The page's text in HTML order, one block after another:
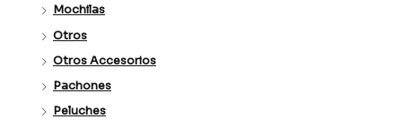
Mochilas
Otros
Otros Accesorios
Pachones
Peluches